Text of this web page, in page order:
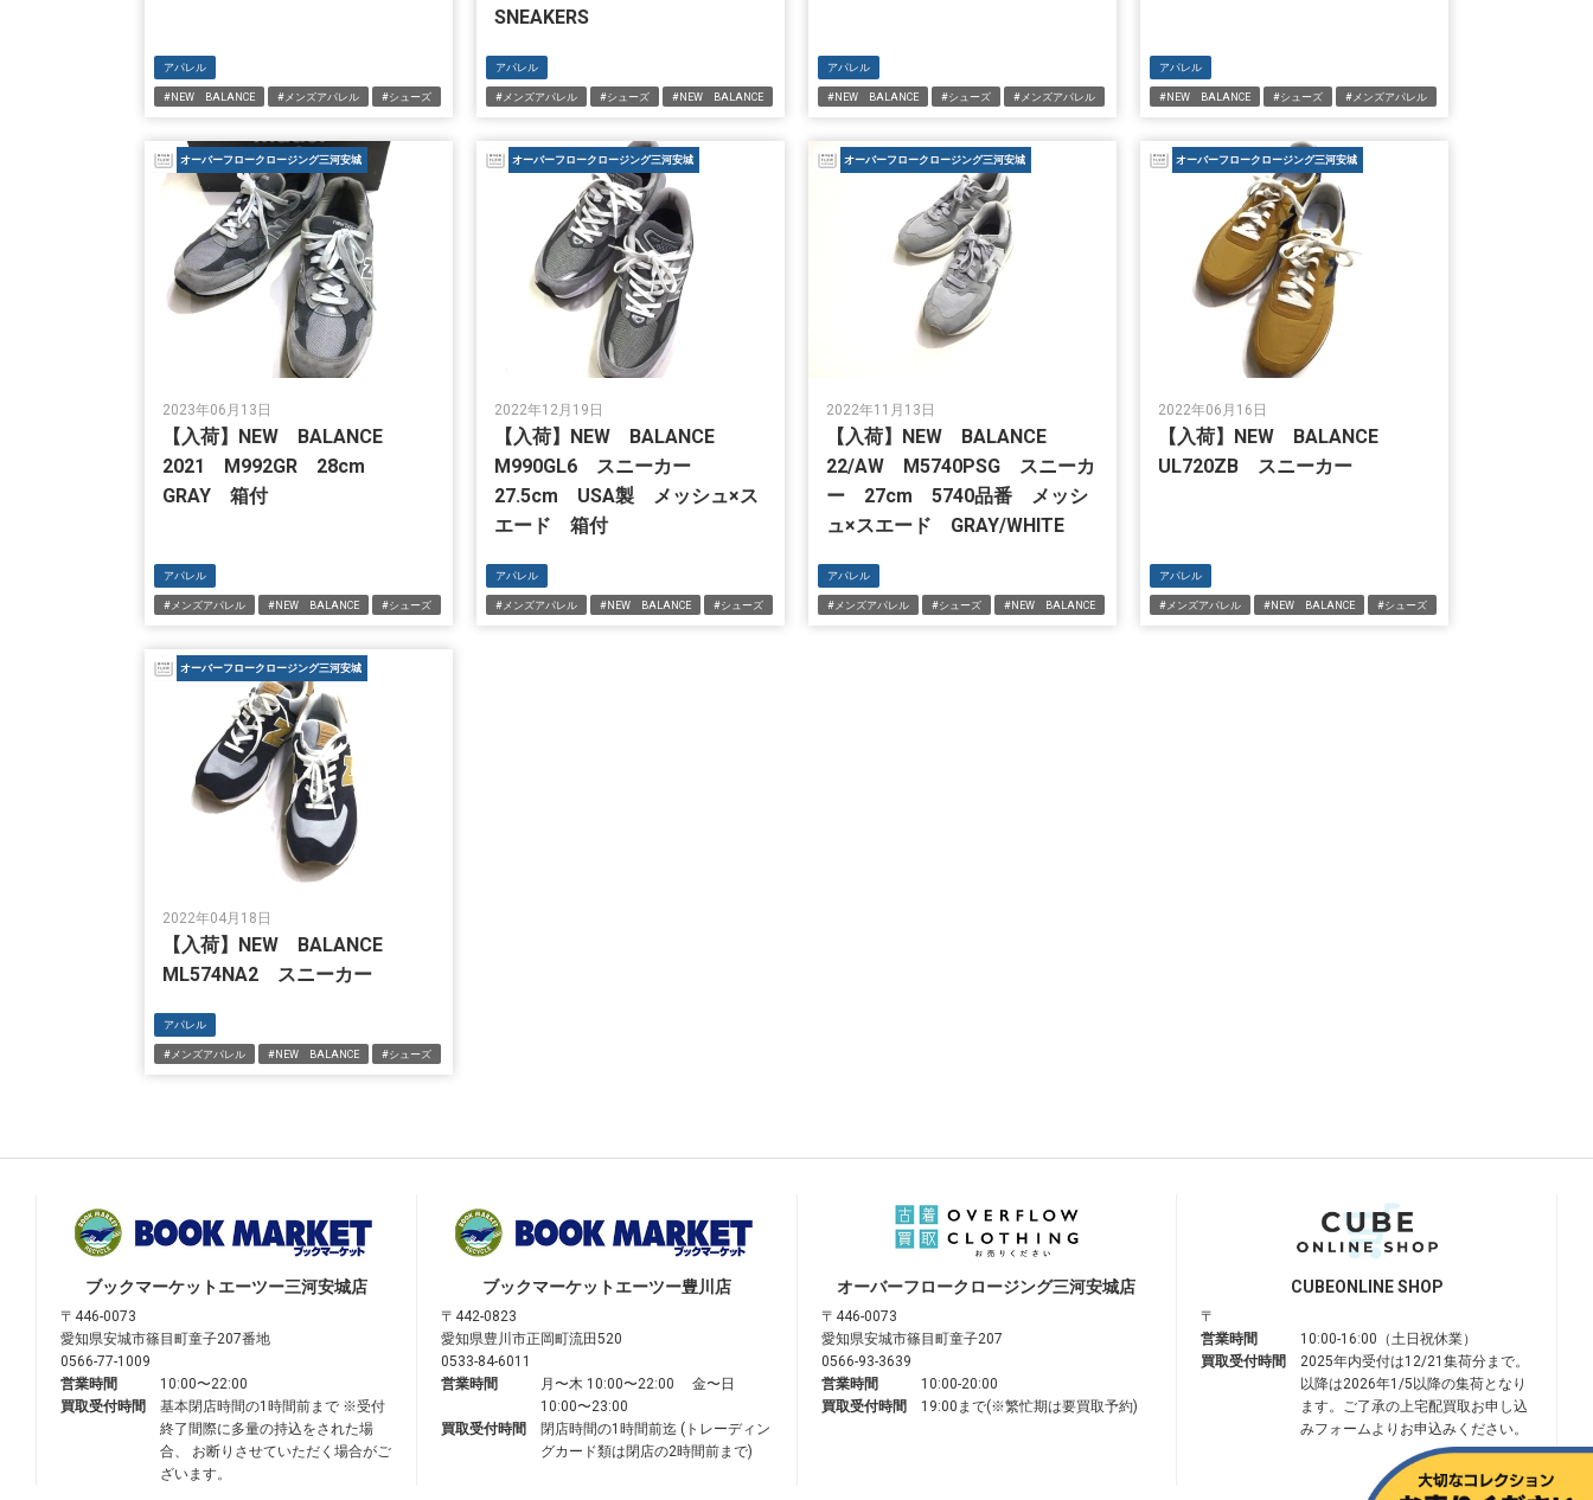
アパレル
#NEW BALANCE #メンズアパレル #シューズ
SNEAKERS
アパレル
#メンズアパレル #シューズ #NEW BALANCE
アパレル
#NEW BALANCE #シューズ #メンズアパレル
アパレル
#NEW BALANCE #シューズ #メンズアパレル
オーバーフロークロージング三河安城
2023年06月13日
【入荷】NEW BALANCE
2021 M992GR 28cm
GRAY 箱付
アパレル
#メンズアパレル #NEW BALANCE #シューズ
オーバーフロークロージング三河安城
2022年12月19日
【入荷】NEW BALANCE
M990GL6 スニーカー
27.5cm USA製 メッシュ×ス
エード 箱付
アパレル
#メンズアパレル #NEW BALANCE #シューズ
オーバーフロークロージング三河安城
2022年11月13日
【入荷】NEW BALANCE
22/AW M5740PSG スニーカ
ー 27cm 5740品番 メッシ
ュ×スエード GRAY/WHITE
アパレル
#メンズアパレル #シューズ #NEW BALANCE
オーバーフロークロージング三河安城
2022年06月16日
【入荷】NEW BALANCE
UL720ZB スニーカー
アパレル
#メンズアパレル #NEW BALANCE #シューズ
オーバーフロークロージング三河安城
2022年04月18日
【入荷】NEW BALANCE
ML574NA2 スニーカー
アパレル
#メンズアパレル #NEW BALANCE #シューズ
ブックマーケットエーツー三河安城店
〒446-0073
愛知県安城市篠目町童子207番地
0566-77-1009
営業時間
10:00〜22:00
買取受付時間
基本閉店時間の1時間前まで ※受付
終了間際に多量の持込をされた場
合、 お断りさせていただく場合がご
ざいます。
ブックマーケットエーツー豊川店
〒442-0823
愛知県豊川市正岡町流田520
0533-84-6011
営業時間
月〜木 10:00〜22:00 金〜日
10:00〜23:00
買取受付時間
閉店時間の1時間前迄 (トレーディン
グカード類は閉店の2時間前まで)
オーバーフロークロージング三河安城店
〒446-0073
愛知県安城市篠目町童子207
0566-93-3639
営業時間
10:00-20:00
買取受付時間
19:00まで(※繁忙期は要買取予約)
CUBEONLINE SHOP
〒
営業時間
10:00-16:00（土日祝休業）
買取受付時間
2025年内受付は12/21集荷分まで。
以降は2026年1/5以降の集荷となり
ます。ご了承の上宅配買取お申し込
みフォームよりお申込みください。